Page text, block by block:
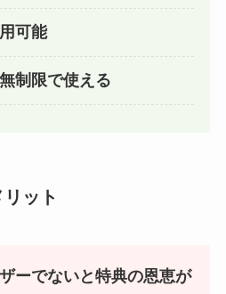
可能
制限で使える
ット
ーでないと特典の恩恵が